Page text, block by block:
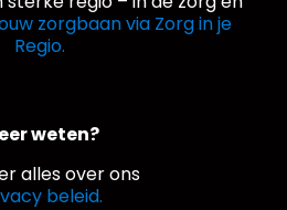
zorgbaan via Zorg in je
Regio.
weten?
alles over ons
beleid.